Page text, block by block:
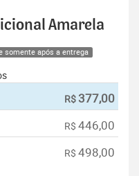
Amarela
somente após a entrega
R$ 377,00
R$ 446,00
R$ 498,00